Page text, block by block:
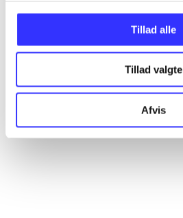
Tillad alle
Tillad valgte
Afvis
...
...